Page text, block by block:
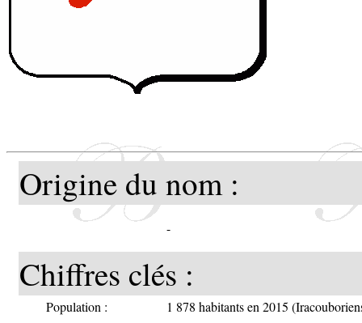
Origine du nom :
-
Chiffres clés :
Population :
1 878 habitants en 2015